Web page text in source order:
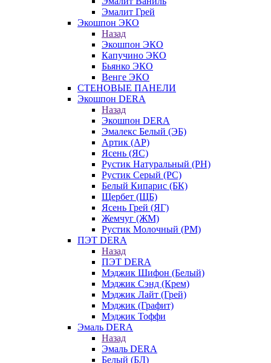
Эмалит Грей
Экошпон ЭКО
Назад
Экошпон ЭКО
Капучино ЭКО
Бьянко ЭКО
Венге ЭКО
СТЕНОВЫЕ ПАНЕЛИ
Экошпон DERA
Назад
Экошпон DERA
Эмалекс Белый (ЭБ)
Артик (АР)
Ясень (ЯС)
Рустик Натуральный (РН)
Рустик Серый (РС)
Белый Кипарис (БК)
Щербет (ЩБ)
Ясень Грей (ЯГ)
Жемчуг (ЖМ)
Рустик Молочный (РМ)
ПЭТ DERA
Назад
ПЭТ DERA
Мэджик Шифон (Белый)
Мэджик Сэнд (Крем)
Мэджик Лайт (Грей)
Мэджик (Графит)
Мэджик Тоффи
Эмаль DERA
Назад
Эмаль DERA
Белый (БЛ)